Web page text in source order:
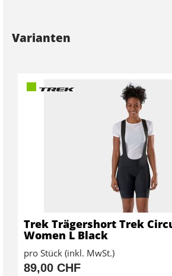
Varianten
Trek Trägershort Trek
Women L Black
pro Stück (inkl. MwSt.)
89,00 CHF